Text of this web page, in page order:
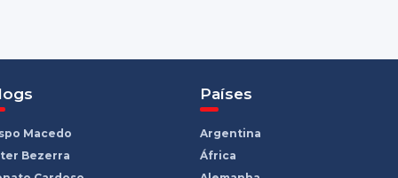
Macedo
Bezerra
Países
Argentina
África